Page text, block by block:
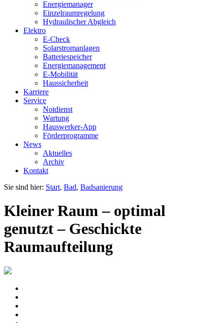
Energiemanager
Einzelraumregelung
Hydraulischer Abgleich
Elektro
E-Check
Solarstromanlagen
Batteriespeicher
Energiemanagement
E-Mobilität
Haussicherheit
Karriere
Service
Notdienst
Wartung
Hauswerker-App
Förderprogramme
News
Aktuelles
Archiv
Kontakt
Sie sind hier: Start, Bad, Badsanierung
Kleiner Raum – optimal
genutzt– Geschickte
Raumaufteilung